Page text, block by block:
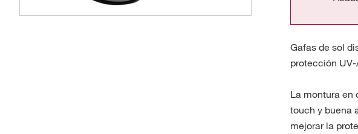
Gafas de sol
protección
La montura en
touch y buena
mejorar la